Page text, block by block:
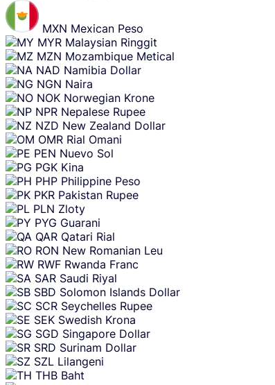
MXN Mexican Peso
MYR Malaysian Ringgit
MZN Mozambique Metical
NAD Namibia Dollar
NGN Naira
NOK Norwegian Krone
NPR Nepalese Rupee
NZD New Zealand Dollar
OMR Rial Omani
PEN Nuevo Sol
PGK Kina
PHP Philippine Peso
PKR Pakistan Rupee
PLN Zloty
PYG Guarani
QAR Qatari Rial
RON New Romanian Leu
RWF Rwanda Franc
SAR Saudi Riyal
SBD Solomon Islands Dollar
SCR Seychelles Rupee
SEK Swedish Krona
SGD Singapore Dollar
SRD Surinam Dollar
SZL Lilangeni
THB Baht